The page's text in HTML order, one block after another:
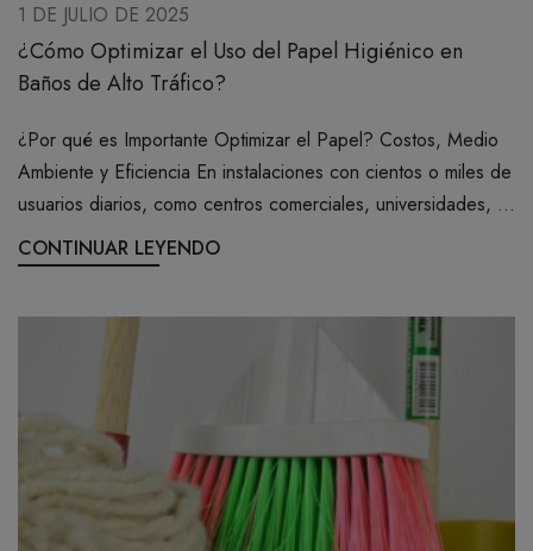
1 DE JULIO DE 2025
¿Cómo Optimizar el Uso del Papel Higiénico en
Baños de Alto Tráfico?
¿Por qué es Importante Optimizar el Papel? Costos, Medio
Ambiente y Eficiencia En instalaciones con cientos o miles de
usuarios diarios, como centros comerciales, universidades, ...
CONTINUAR LEYENDO